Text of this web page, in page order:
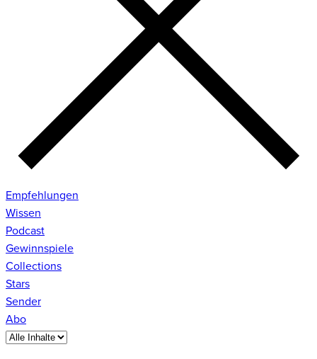
Empfehlungen
Wissen
Podcast
Gewinnspiele
Collections
Stars
Sender
Abo